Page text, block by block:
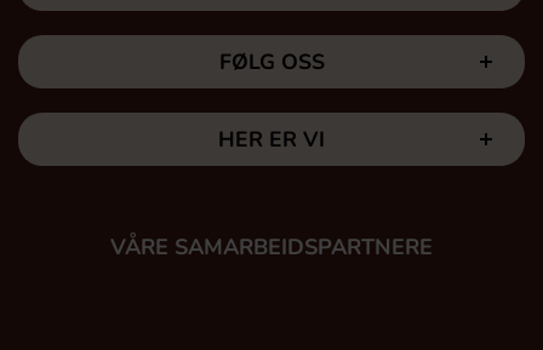
FØLG OSS
HER ER VI
VÅRE SAMARBEIDSPARTNERE